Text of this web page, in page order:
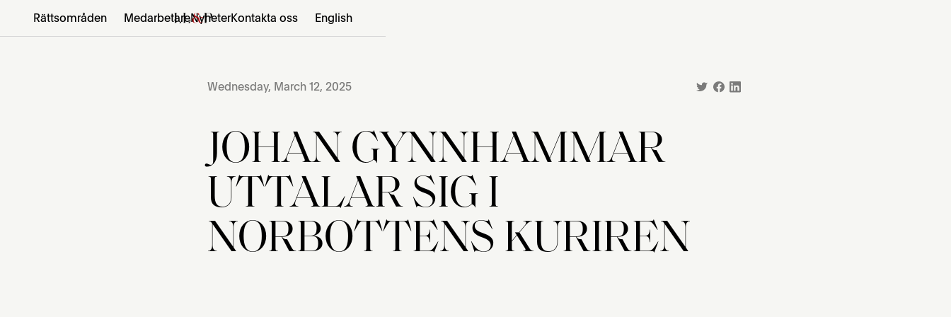
Rättsområden MedarbetareNyheterKontakta oss English
Wednesday, March 12, 2025
JOHAN GYNNHAMMAR
UTTALAR SIG I
NORBOTTENS KURIREN